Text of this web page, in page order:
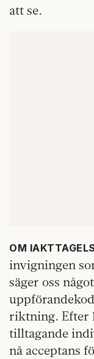
att se.
OM
invigningen
säger oss
riktning. Efter
tilltagande
nå acceptans